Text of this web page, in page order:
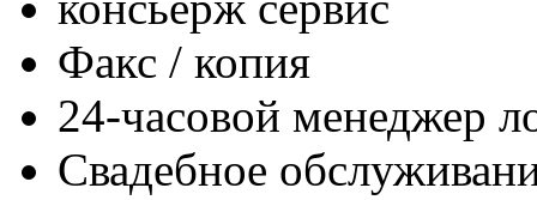
Факс / копия
24-часовой менеджер
Свадебное